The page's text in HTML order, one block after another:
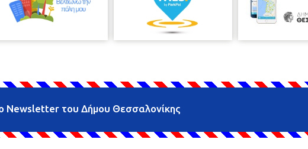
Newsletter του Δήμου Θεσσαλονίκης